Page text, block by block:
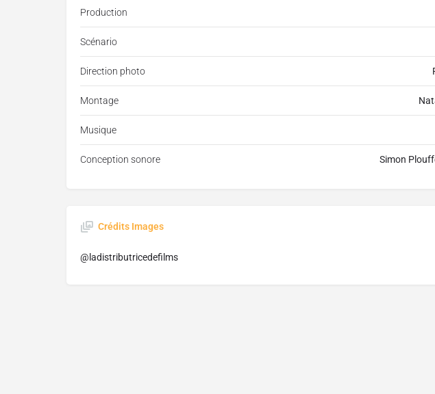
Production
Scénario
Direction photo
Montage
Musique
Conception sonore Simon
Crédits Images
@ladistributricedefilms